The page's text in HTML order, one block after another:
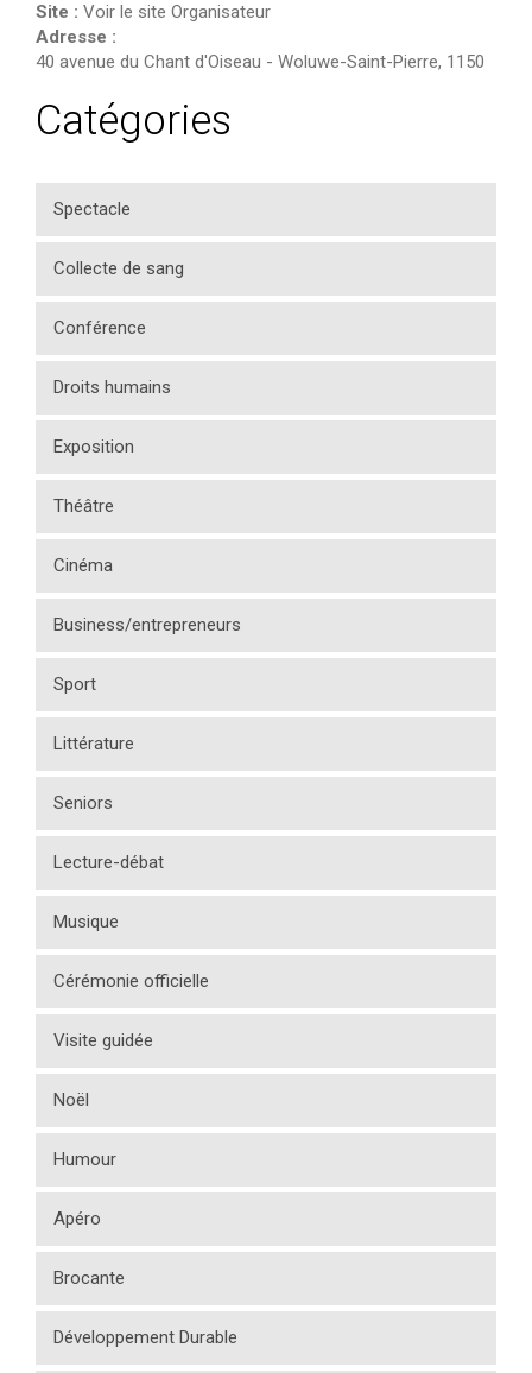
Site : Voir le site Organisateur
Adresse :
40 avenue du Chant d'Oiseau - Woluwe-Saint-Pierre, 1150
Catégories
Spectacle
Collecte de sang
Conférence
Droits humains
Exposition
Théâtre
Cinéma
Business/entrepreneurs
Sport
Littérature
Seniors
Lecture-débat
Musique
Cérémonie officielle
Visite guidée
Noël
Humour
Apéro
Brocante
Développement Durable